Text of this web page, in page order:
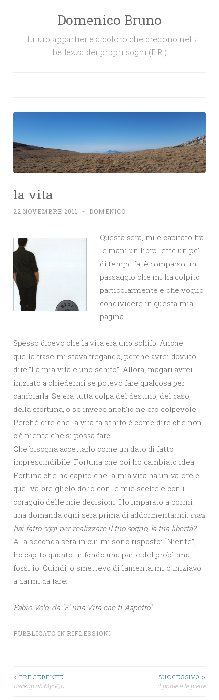
Domenico Bruno
il futuro appartiene a coloro che credono nella
bellezza dei propri sogni (E.R.)
la vita
22 NOVEMBRE 2011 ~ DOMENICO
Questa sera, mi è capitato tra
le mani un libro letto un po’
di tempo fa, è comparso un
passaggio che mi ha colpito
particolarmente e che voglio
condividere in questa mia
pagina…
Spesso dicevo che la vita era uno schifo. Anche
quella frase mi stava fregando, perché avrei dovuto
dire:”La mia vita è uno schifo”. Allora, magari avrei
iniziato a chiedermi se potevo fare qualcosa per
cambiarla. Se era tutta colpa del destino, del caso,
della sfortuna, o se invece anch’io ne ero colpevole.
Perché dire che la vita fa schifo è come dire che non
c’è niente che si possa fare.
Che bisogna accettarlo come un dato di fatto
imprescindibile. Fortuna che poi ho cambiato idea.
Fortuna che ho capito che la mia vita ha un valore e
quel valore glielo do io con le mie scelte e con il
coraggio delle mie decisioni. Ho imparato a pormi
una domanda ogni sera prima di addormentarmi: cosa
hai fatto oggi per realizzare il tuo sogno, la tua libertà?
Alla seconda sera in cui mi sono risposto: “Niente”,
ho capito quanto in fondo una parte del problema
fossi io. Quindi, o smettevo di lamentarmi o iniziavo
a darmi da fare.
Fabio Volo, da “E’ una Vita che ti Aspetto”
PUBBLICATO IN RIFLESSIONI
Navigazione
< PRECEDENTE
Backup db MySQL
SUCCESSIVO >
il ponte e le pietre